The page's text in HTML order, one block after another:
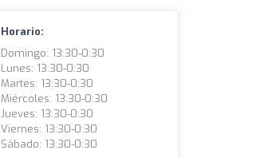
Horario:
Domingo: 13:30-0:30
Lunes: 13:30-0:30
Martes: 13:30-0:30
Miércoles: 13:30-0:30
Jueves: 13:30-0:30
Viernes: 13:30-0:30
Sábado: 13:30-0:30